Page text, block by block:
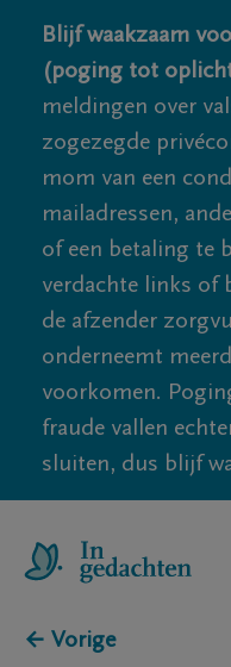
Blijf waakzaam
(poging tot
meldingen over
zogezegde
mom van een
mailadressen,
of een betaling te
verdachte links of
de afzender
onderneemt
voorkomen.
fraude vallen
sluiten, dus blijf
← Vorige